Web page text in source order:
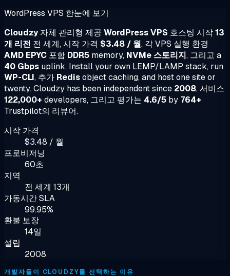
WordPress VPS 한눈에 보기
Cloudzy자체 관리형 제공 WordPress VPS 호스팅 시작13
개 리전 전 세계, 시작 가격 $3.48 / 월. 각 VPS 실행 환경
AMD EPYC 포함 DDR5 memory, NVMe 스토리지, 그리고 a
40 Gbps uplink. Install your own LEMP/LAMP stack, run
WP-CLI, 추가 Redisobject caching, and host one site or
twenty. Cloudzy has been independent since 2008, 서비스
122,000+ developers, 그리고 평가는 4.6/5 by 764+
Trustpilot의 리뷰어.
시작 가격
$3.48 / 월
프로비저닝
60초
지역
전 세계 13개
가동시간 SLA
99.95%
환불 보장
14일
설립
2008
개발자들이 CLOUDZY를 선택하는 이유